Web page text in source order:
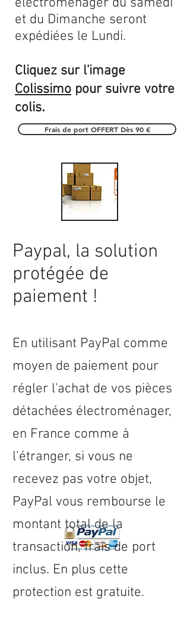
et du Dimanche seront
expédiées le Lundi.
Cliquez sur l'image
Colissimo pour suivre votre
colis.
Frais de port OFFERT Dès 90 €
Paypal, la solution
protégée de
paiement !
En utilisant PayPal comme
moyen de paiement pour
régler l'achat de vos pièces
détachées électroménager,
en France comme à
l’étranger, si vous ne
recevez pas votre objet,
PayPal vous rembourse le
montant total de la
transaction, frais de port
inclus. En plus cette
protection est gratuite.